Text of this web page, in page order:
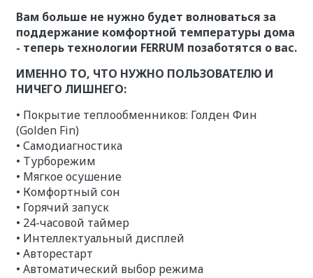
Вам больше не нужно будет волноваться за
поддержание комфортной температуры дома
- теперь технологии FERRUM позаботятся о вас.
ИМЕННО ТО, ЧТО НУЖНО ПОЛЬЗОВАТЕЛЮ И
НИЧЕГО ЛИШНЕГО:
• Покрытие теплообменников: Голден Фин
(Golden Fin)
• Самодиагностика
• Турборежим
• Мягкое осушение
• Комфортный сон
• Горячий запуск
• 24-часовой таймер
• Интеллектуальный дисплей
• Авторестарт
• Автоматический выбор режима